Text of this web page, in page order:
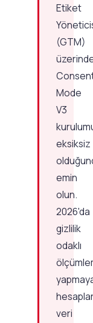
Etiket
(GTM)
Mode
V3
eksiksiz
emin
olun.
2026'da
gizlilik
odaklı
veri